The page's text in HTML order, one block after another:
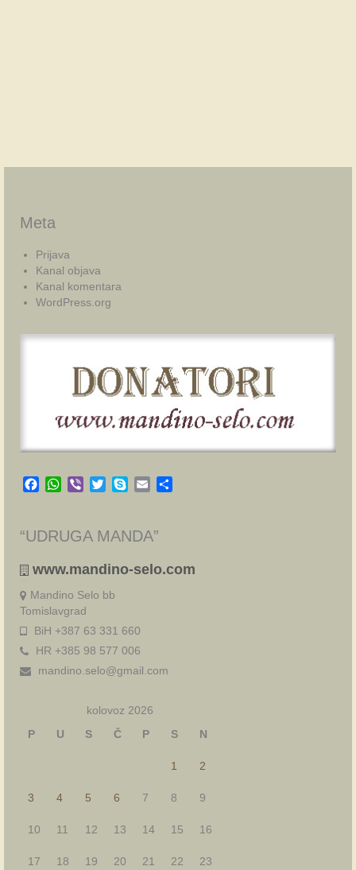
Meta
Prijava
Kanal objava
Kanal komentara
WordPress.org
Facebook
WhatsApp
Viber TwitterSkypeEmail
“UDRUGA MANDA”
www.mandino-selo.com
Mandino Selo bb
Tomislavgrad
BiH +387 63 331 660
HR +385 98 577 006
mandino.selo@gmail.com
kolovoz 2026
P
U S Č P S N
1 2
3 4 5 6 7 8 9
10 11 12 13 14 15 16
17 18 19 20 21 22 23